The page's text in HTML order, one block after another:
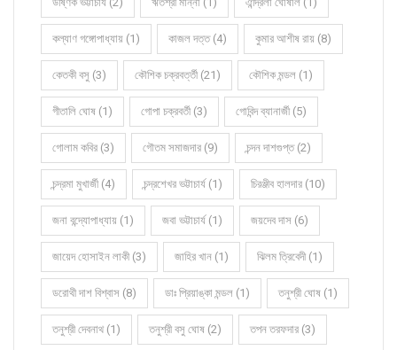
কল্যাণ গঙ্গোপাধ্যায় (1) কাজল দত্ত (4) কুমার আশীষ রায় (8)
কেতকী বসু (3) কৌশিক চক্রবর্ত্তী (21) কৌশিক মন্ডল (1)
গীতালি ঘোষ (1) গোপা চক্রবর্তী (3) গোবিন্দ ব্যানার্জী (5)
গোলাম কবির (3) গৌতম সমাজদার (9) চন্দন দাশগুপ্ত (2)
চন্দ্রমা মুখার্জী (4) চন্দ্রশেখর ভট্টাচার্য (1) চিরঞ্জীব হালদার (10)
জনা বন্দ্যোপাধ্যায় (1) জবা ভট্টাচার্য (1) জয়দেব দাস (6)
জায়েদ হোসাইন লাকী (3) জাহির খান (1) ঝিলম ত্রিবেদী (1)
ডরোথী দাশ বিশ্বাস (8) ডাঃ প্রিয়াঙ্কা মন্ডল (1) তনুশ্রী ঘোষ (1)
তনুশ্রী দেবনাথ (1) তনুশ্রী বসু ঘোষ (2) তপন তরফদার (3)